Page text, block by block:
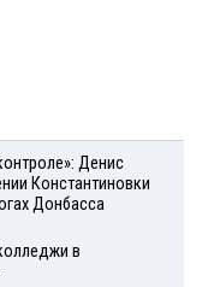
Денис
Константиновки
Донбасса
в